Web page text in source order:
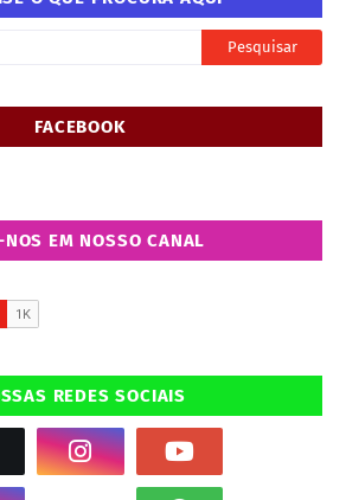
FACEBOOK
EM NOSSO CANAL
REDES SOCIAIS